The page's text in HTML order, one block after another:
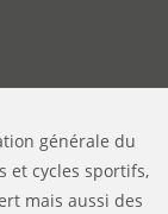
générale du
et cycles sportifs,
mais aussi des